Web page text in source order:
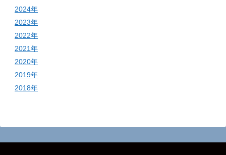
2024年
2023年
2022年
2021年
2020年
2019年
2018年